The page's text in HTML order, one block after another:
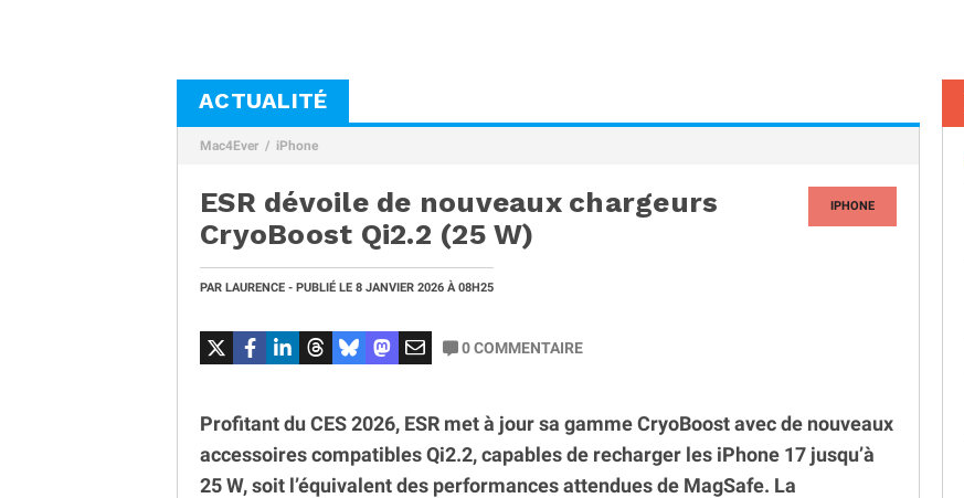
ACTUALITÉ
Mac4Ever iPhone
IPHONE
ESR dévoile de nouveaux chargeurs
CryoBoost Qi2.2 (25 W)
PAR LAURENCE - PUBLIÉ LE 8 JANVIER 2026 À 08H25
0COMMENTAIRE
Profitant du CES 2026, ESR met à jour sa gamme CryoBoost avec de nouveaux
accessoires compatibles Qi2.2, capables de recharger les iPhone 17 jusqu’à
25 W, soit l’équivalent des performances attendues de MagSafe. La